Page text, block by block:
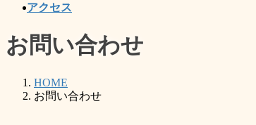
アクセス
お問い合わせ
HOME
お問い合わせ